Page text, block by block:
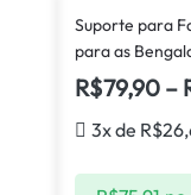
Suporte para
para as
R$79,90 –
3x de R$